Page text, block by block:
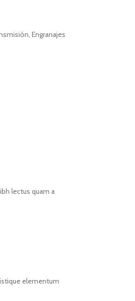
, Engranajes
lectus quam a
elementum